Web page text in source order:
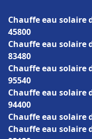
Chauffe eau solaire
45800
Chauffe eau solaire
83480
Chauffe eau solaire
95540
Chauffe eau solaire
94400
Chauffe eau solaire
Chauffe eau solaire